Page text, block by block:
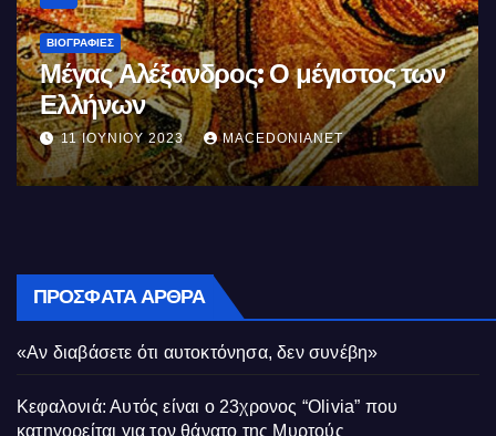
ΒΙΟΓΡΑΦΊΕΣ
Μέγας Αλέξανδρος: Ο μέγιστος των
Ελλήνων
11 ΙΟΥΝΊΟΥ 2023 MACEDONIANET
ΠΡΌΣΦΑΤΑ ΆΡΘΡΑ
«Αν διαβάσετε ότι αυτοκτόνησα, δεν συνέβη»
Κεφαλονιά: Αυτός είναι ο 23χρονος “Olivia” που
κατηγορείται για τον θάνατο της Μυρτούς